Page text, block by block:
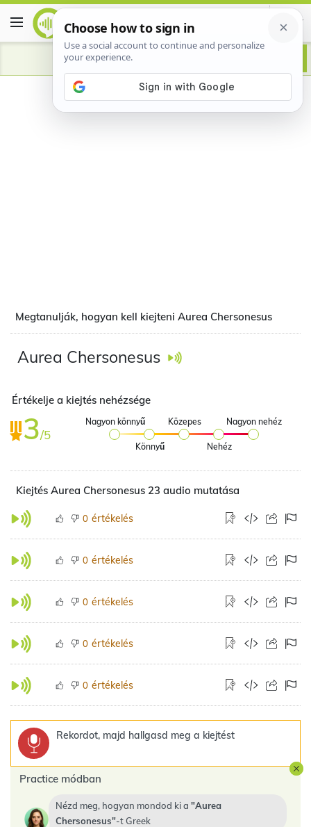
Advertisement
Megtanulják, hogyan kell kiejteni Aurea Chersonesus
Aurea Chersonesus
Értékelje a kiejtés nehézsége
3/5
Nagyon könnyű
Könnyű
Közepes
Nehéz
Nagyon nehéz
Kiejtés Aurea Chersonesus 23 audio mutatása
0 értékelés
0 értékelés
0 értékelés
0 értékelés
0 értékelés
Rekordot, majd hallgasd meg a kiejtést
Practice módban
Nézd meg, hogyan mondod ki a
Aurea
Chersonesus -tGreek